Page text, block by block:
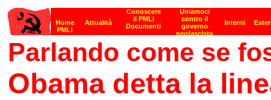
Parlando come se
Obama detta la